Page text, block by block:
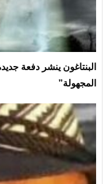
البنتاغون ينشر دفعة
المجهولة”